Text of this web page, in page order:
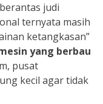
judi
ternyata masih
ketangkasan”
yang berbau
pusat
kecil agar tidak